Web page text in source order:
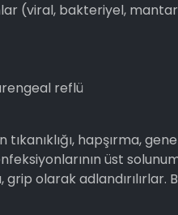
(viral, bakteriyel,
reflü
tıkanıklığı, hapşırma,
üst
grip olarak